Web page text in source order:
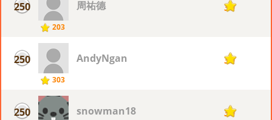
250
203
周祐德 30
250
303
AndyNgan 30
250 snowman18 30